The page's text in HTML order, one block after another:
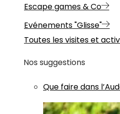
Escape games & Co
Evénements "Glisse"
Toutes les visites et
Nos suggestions
Que faire dans